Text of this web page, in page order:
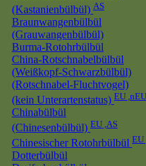
(Kastanienbülbül) AS
Braunwangenbülbül
(Grauwangenbülbül)
Burma-Rotohrbülbül
China-Rotschnabelbülbül
(Weißkopf-Schwarzbülbül)
(Rotschnabel-Fluchtvogel)
(kein Unterartenstatus) EU
Chinabülbül
(Chinesenbülbül) EU ,AS
Chinesischer Rotohrbülbül EU
Dotterbülbül